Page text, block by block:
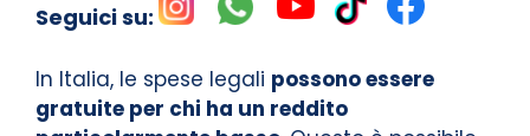
Seguici su:
In Italia, le spese legali possono essere
gratuite per chi ha un reddito